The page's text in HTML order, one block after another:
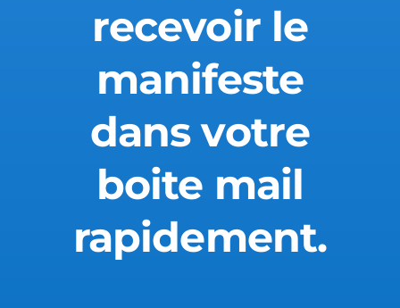
recevoir le
manifeste
dans votre
boite mail
rapidement.